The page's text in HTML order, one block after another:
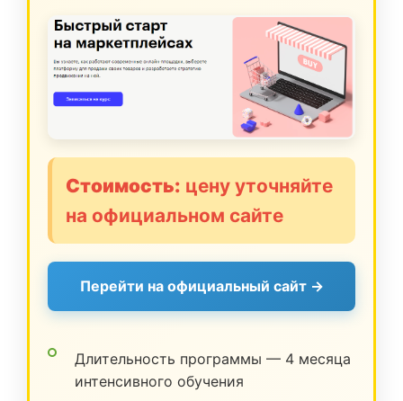
Стоимость: цену уточняйте
на официальном сайте
Перейти на официальный сайт →
Длительность программы — 4 месяца
интенсивного обучения